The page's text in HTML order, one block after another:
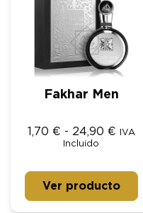
Fakhar Men
1,70 € - 24,90 €
IVA
Incluido
Ver producto